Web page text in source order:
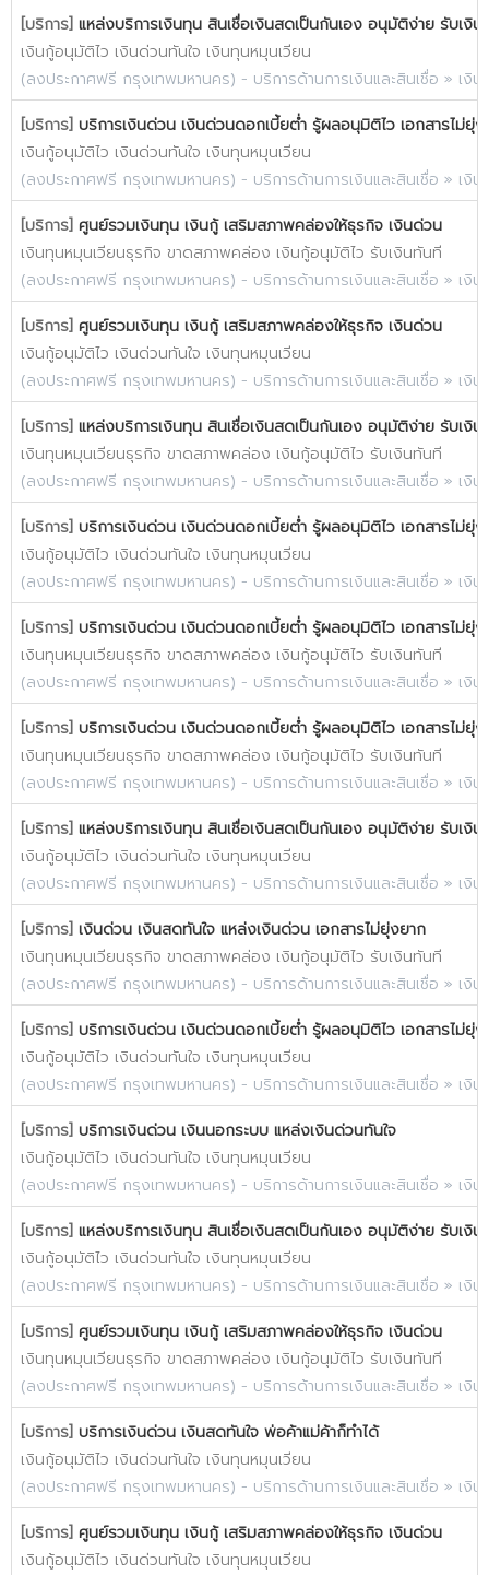
[บริการ] แหล่งบริการเงินทุน สินเชื่อเงินสดเป็นกันเอง อนุมัติง่าย รับเงิน
เงินกู้อนุมัติไว เงินด่วนทันใจ เงินทุนหมุนเวียน
(ลงประกาศฟรี กรุงเทพมหานคร) - บริการด้านการเงินและสินเชื่อ » เงิ
[บริการ] บริการเงินด่วน เงินด่วนดอกเบี้ยต่ำ รู้ผลอนุมิติไว เอกสารไม่ยุ่
เงินกู้อนุมัติไว เงินด่วนทันใจ เงินทุนหมุนเวียน
(ลงประกาศฟรี กรุงเทพมหานคร) - บริการด้านการเงินและสินเชื่อ » เงิ
[บริการ] ศูนย์รวมเงินทุน เงินกู้ เสริมสภาพคล่องให้ธุรกิจ เงินด่วน
เงินทุนหมุนเวียนธุรกิจ ขาดสภาพคล่อง เงินกู้อนุมัติไว รับเงินทันที
(ลงประกาศฟรี กรุงเทพมหานคร) - บริการด้านการเงินและสินเชื่อ » เงิ
[บริการ] ศูนย์รวมเงินทุน เงินกู้ เสริมสภาพคล่องให้ธุรกิจ เงินด่วน
เงินกู้อนุมัติไว เงินด่วนทันใจ เงินทุนหมุนเวียน
(ลงประกาศฟรี กรุงเทพมหานคร) - บริการด้านการเงินและสินเชื่อ » เงิ
[บริการ] แหล่งบริการเงินทุน สินเชื่อเงินสดเป็นกันเอง อนุมัติง่าย รับเงิน
เงินทุนหมุนเวียนธุรกิจ ขาดสภาพคล่อง เงินกู้อนุมัติไว รับเงินทันที
(ลงประกาศฟรี กรุงเทพมหานคร) - บริการด้านการเงินและสินเชื่อ » เงิ
[บริการ] บริการเงินด่วน เงินด่วนดอกเบี้ยต่ำ รู้ผลอนุมิติไว เอกสารไม่ยุ่
เงินกู้อนุมัติไว เงินด่วนทันใจ เงินทุนหมุนเวียน
(ลงประกาศฟรี กรุงเทพมหานคร) - บริการด้านการเงินและสินเชื่อ » เงิ
[บริการ] บริการเงินด่วน เงินด่วนดอกเบี้ยต่ำ รู้ผลอนุมิติไว เอกสารไม่ยุ่
เงินทุนหมุนเวียนธุรกิจ ขาดสภาพคล่อง เงินกู้อนุมัติไว รับเงินทันที
(ลงประกาศฟรี กรุงเทพมหานคร) - บริการด้านการเงินและสินเชื่อ » เงิ
[บริการ] บริการเงินด่วน เงินด่วนดอกเบี้ยต่ำ รู้ผลอนุมิติไว เอกสารไม่ยุ่
เงินทุนหมุนเวียนธุรกิจ ขาดสภาพคล่อง เงินกู้อนุมัติไว รับเงินทันที
(ลงประกาศฟรี กรุงเทพมหานคร) - บริการด้านการเงินและสินเชื่อ » เงิ
[บริการ] แหล่งบริการเงินทุน สินเชื่อเงินสดเป็นกันเอง อนุมัติง่าย รับเงิน
เงินกู้อนุมัติไว เงินด่วนทันใจ เงินทุนหมุนเวียน
(ลงประกาศฟรี กรุงเทพมหานคร) - บริการด้านการเงินและสินเชื่อ » เงิ
[บริการ] เงินด่วน เงินสดทันใจ แหล่งเงินด่วน เอกสารไม่ยุ่งยาก
เงินทุนหมุนเวียนธุรกิจ ขาดสภาพคล่อง เงินกู้อนุมัติไว รับเงินทันที
(ลงประกาศฟรี กรุงเทพมหานคร) - บริการด้านการเงินและสินเชื่อ » เงิ
[บริการ] บริการเงินด่วน เงินด่วนดอกเบี้ยต่ำ รู้ผลอนุมิติไว เอกสารไม่ยุ่
เงินกู้อนุมัติไว เงินด่วนทันใจ เงินทุนหมุนเวียน
(ลงประกาศฟรี กรุงเทพมหานคร) - บริการด้านการเงินและสินเชื่อ » เงิ
[บริการ] บริการเงินด่วน เงินนอกระบบ แหล่งเงินด่วนทันใจ
เงินกู้อนุมัติไว เงินด่วนทันใจ เงินทุนหมุนเวียน
(ลงประกาศฟรี กรุงเทพมหานคร) - บริการด้านการเงินและสินเชื่อ » เงิ
[บริการ] แหล่งบริการเงินทุน สินเชื่อเงินสดเป็นกันเอง อนุมัติง่าย รับเงิน
เงินกู้อนุมัติไว เงินด่วนทันใจ เงินทุนหมุนเวียน
(ลงประกาศฟรี กรุงเทพมหานคร) - บริการด้านการเงินและสินเชื่อ » เงิ
[บริการ] ศูนย์รวมเงินทุน เงินกู้ เสริมสภาพคล่องให้ธุรกิจ เงินด่วน
เงินทุนหมุนเวียนธุรกิจ ขาดสภาพคล่อง เงินกู้อนุมัติไว รับเงินทันที
(ลงประกาศฟรี กรุงเทพมหานคร) - บริการด้านการเงินและสินเชื่อ » เงิ
[บริการ] บริการเงินด่วน เงินสดทันใจ พ่อค้าแม่ค้าก็ทำได้
เงินกู้อนุมัติไว เงินด่วนทันใจ เงินทุนหมุนเวียน
(ลงประกาศฟรี กรุงเทพมหานคร) - บริการด้านการเงินและสินเชื่อ » เงิ
[บริการ] ศูนย์รวมเงินทุน เงินกู้ เสริมสภาพคล่องให้ธุรกิจ เงินด่วน
เงินกู้อนุมัติไว เงินด่วนทันใจ เงินทุนหมุนเวียน